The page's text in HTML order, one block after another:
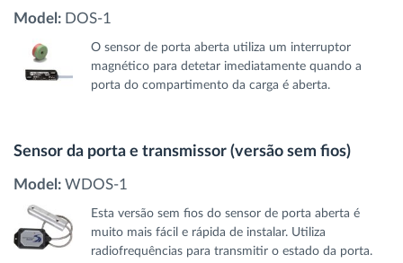
Model: DOS-1
O sensor de porta aberta utiliza um interruptor
magnético para detetar imediatamente quando a
porta do compartimento da carga é aberta.
Sensor da porta e transmissor (versão sem fios)
Model: WDOS-1
Esta versão sem fios do sensor de porta aberta é
muito mais fácil e rápida de instalar. Utiliza
radiofrequências para transmitir o estado da porta.